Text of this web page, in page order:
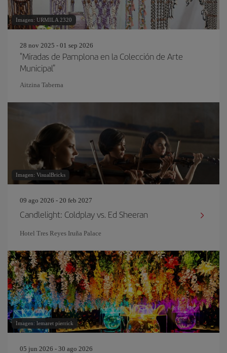
Imagen: URMILA 2320
28 nov 2025 - 01 sep 2026
"Miradas de Pamplona en la Colección de Arte
Municipal"
Aitzina Taberna
Imagen: VisualBricks
09 ago 2026 - 20 feb 2027
Candlelight: Coldplay vs. Ed Sheeran
Hotel Tres Reyes Iruña Palace
Imagen: lemaret pierrick
05 jun 2026 - 30 ago 2026